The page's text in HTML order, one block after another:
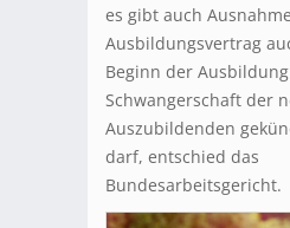
es gibt auch
Ausbildungsvertrag
Beginn der
Schwangerschaft der
Auszubildenden
darf, entschied das
Bundesarbeitsgericht.